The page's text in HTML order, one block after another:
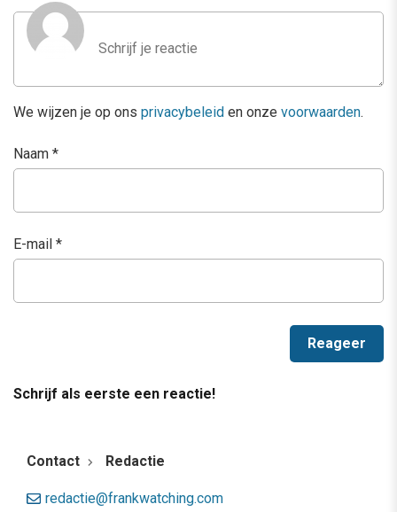
We wijzen je op ons privacybeleid en onze voorwaarden.
Naam *
E-mail *
Schrijf als eerste een reactie!
Contact Redactie
redactie@frankwatching.com